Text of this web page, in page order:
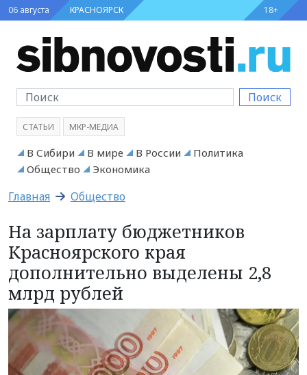
06 августа КРАСНОЯРСК 18+
Поиск
СТАТЬИ МКР-МЕДИА
В Сибири В мире В России
Политика
Общество
Экономика
Главная Общество
На зарплату бюджетников
Красноярского края
дополнительно выделены 2,8
млрд рублей